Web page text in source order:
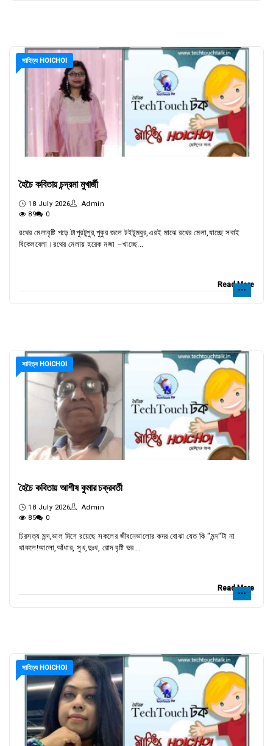
সাহিত্য HOICHOI
হৈচৈ কবিতায় চন্দ্রমা মুখার্জী
18 July 2026
Admin
89
0
রথের মেলাবৃষ্টি পড়ে টাপুরটুপুর,পুকুর জলে টইটুম্বুর,এরই মাঝে রথের মেলা,যাচ্ছে সবাই
বিকেলবেলা।রথের মেলায় হরেক মজা –খাচ্ছে...
Read More
সাহিত্য HOICHOI
হৈচৈ কবিতায় আশীষ কুমার চক্রবর্তী
18 July 2026
Admin
85
0
চিরসত্য মন্দ,ভাল মিশে রয়েছে সকলের জীবনেভালোর কদর বোঝা যেত কি "মন্দ"টা না
থাকলে!আলো,আঁধার, সুখ,দুঃখ, রোদ বৃষ্টি ভর...
Read More
সাহিত্য HOICHOI